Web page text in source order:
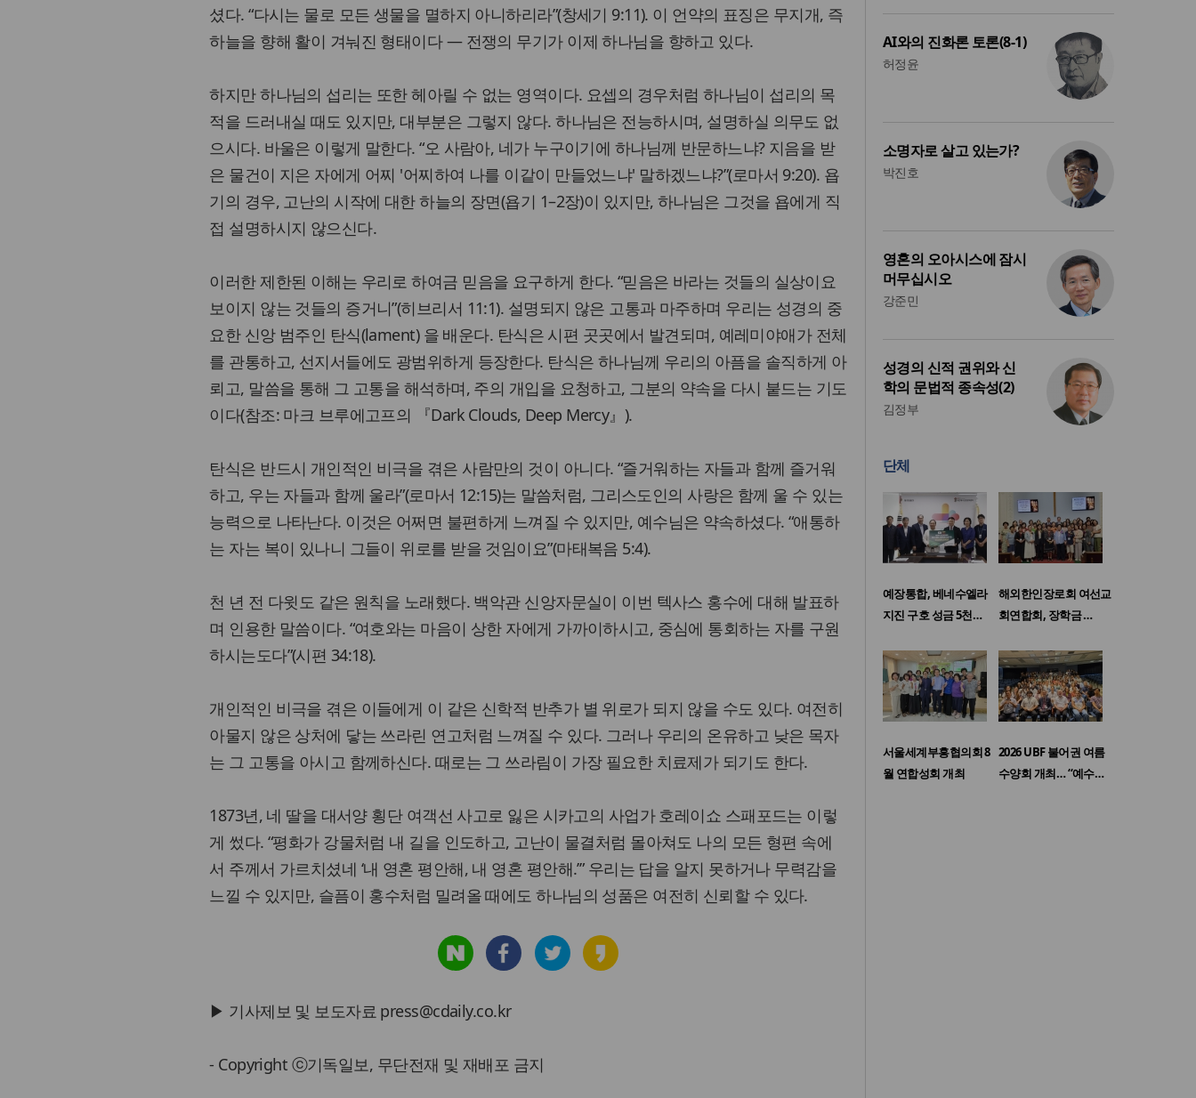
셨다. “다시는 물로 모든 생물을 멸하지 아니하리라”(창세기 9:11). 이 언약의 표징은 무지개, 즉
하늘을 향해 활이 겨눠진 형태이다 — 전쟁의 무기가 이제 하나님을 향하고 있다.
하지만 하나님의 섭리는 또한 헤아릴 수 없는 영역이다. 요셉의 경우처럼 하나님이 섭리의 목
적을 드러내실 때도 있지만, 대부분은 그렇지 않다. 하나님은 전능하시며, 설명하실 의무도 없
으시다. 바울은 이렇게 말한다. “오 사람아, 네가 누구이기에 하나님께 반문하느냐? 지음을 받
은 물건이 지은 자에게 어찌 '어찌하여 나를 이같이 만들었느냐' 말하겠느냐?”(로마서 9:20). 욥
기의 경우, 고난의 시작에 대한 하늘의 장면(욥기 1–2장)이 있지만, 하나님은 그것을 욥에게 직
접 설명하시지 않으신다.
이러한 제한된 이해는 우리로 하여금 믿음을 요구하게 한다. “믿음은 바라는 것들의 실상이요
보이지 않는 것들의 증거니”(히브리서 11:1). 설명되지 않은 고통과 마주하며 우리는 성경의 중
요한 신앙 범주인 탄식(lament) 을 배운다. 탄식은 시편 곳곳에서 발견되며, 예레미야애가 전체
를 관통하고, 선지서들에도 광범위하게 등장한다. 탄식은 하나님께 우리의 아픔을 솔직하게 아
뢰고, 말씀을 통해 그 고통을 해석하며, 주의 개입을 요청하고, 그분의 약속을 다시 붙드는 기도
이다(참조: 마크 브루에고프의 『Dark Clouds, Deep Mercy』).
탄식은 반드시 개인적인 비극을 겪은 사람만의 것이 아니다. “즐거워하는 자들과 함께 즐거워
하고, 우는 자들과 함께 울라”(로마서 12:15)는 말씀처럼, 그리스도인의 사랑은 함께 울 수 있는
능력으로 나타난다. 이것은 어쩌면 불편하게 느껴질 수 있지만, 예수님은 약속하셨다. “애통하
는 자는 복이 있나니 그들이 위로를 받을 것임이요”(마태복음 5:4).
천 년 전 다윗도 같은 원칙을 노래했다. 백악관 신앙자문실이 이번 텍사스 홍수에 대해 발표하
며 인용한 말씀이다. “여호와는 마음이 상한 자에게 가까이하시고, 중심에 통회하는 자를 구원
하시는도다”(시편 34:18).
개인적인 비극을 겪은 이들에게 이 같은 신학적 반추가 별 위로가 되지 않을 수도 있다. 여전히
아물지 않은 상처에 닿는 쓰라린 연고처럼 느껴질 수 있다. 그러나 우리의 온유하고 낮은 목자
는 그 고통을 아시고 함께하신다. 때로는 그 쓰라림이 가장 필요한 치료제가 되기도 한다.
1873년, 네 딸을 대서양 횡단 여객선 사고로 잃은 시카고의 사업가 호레이쇼 스패포드는 이렇
게 썼다. “평화가 강물처럼 내 길을 인도하고, 고난이 물결처럼 몰아쳐도 나의 모든 형편 속에
서 주께서 가르치셨네 ‘내 영혼 평안해, 내 영혼 평안해.’” 우리는 답을 알지 못하거나 무력감을
느낄 수 있지만, 슬픔이 홍수처럼 밀려올 때에도 하나님의 성품은 여전히 신뢰할 수 있다.
▶ 기사제보 및 보도자료 press@cdaily.co.kr
- Copyright ⓒ기독일보, 무단전재 및 재배포 금지
AI와의 진화론 토론(8-1)
허정윤
소명자로 살고 있는가?
박진호
영혼의 오아시스에 잠시
머무십시오
강준민
성경의 신적 권위와 신
학의 문법적 종속성(2)
김정부
단체
예장통합, 베네수엘라
지진 구호 성금 5천…
해외한인장로회 여선교
회연합회, 장학금 …
서울세계부흥협의회 8
월 연합성회 개최
2026 UBF 불어권 여름
수양회 개최… “예수…